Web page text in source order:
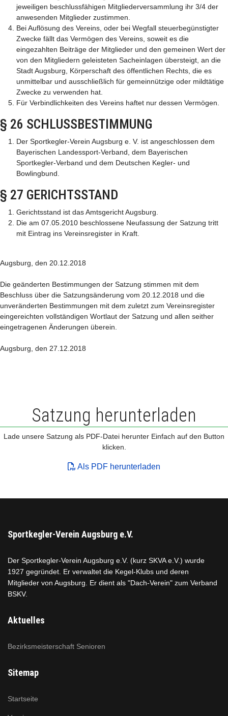
jeweiligen beschlussfähigen Mitgliederversammlung ihr 3/4 der
anwesenden Mitglieder zustimmen.
Bei Auflösung des Vereins, oder bei Wegfall steuerbegünstigter
Zwecke fällt das Vermögen des Vereins, soweit es die
eingezahlten Beiträge der Mitglieder und den gemeinen Wert der
von den Mitgliedern geleisteten Sacheinlagen übersteigt, an die
Stadt Augsburg, Körperschaft des öffentlichen Rechts, die es
unmittelbar und ausschließlich für gemeinnützige oder mildtätige
Zwecke zu verwenden hat.
Für Verbindlichkeiten des Vereins haftet nur dessen Vermögen.
§ 26 SCHLUSSBESTIMMUNG
Der Sportkegler-Verein Augsburg e. V. ist angeschlossen dem
Bayerischen Landessport-Verband, dem Bayerischen
Sportkegler-Verband und dem Deutschen Kegler- und
Bowlingbund.
§ 27 GERICHTSSTAND
Gerichtsstand ist das Amtsgericht Augsburg.
Die am 07.05.2010 beschlossene Neufassung der Satzung tritt
mit Eintrag ins Vereinsregister in Kraft.
Augsburg, den 20.12.2018
Die geänderten Bestimmungen der Satzung stimmen mit dem
Beschluss über die Satzungsänderung vom 20.12.2018 und die
unveränderten Bestimmungen mit dem zuletzt zum Vereinsregister
eingereichten vollständigen Wortlaut der Satzung und allen seither
eingetragenen Änderungen überein.
Augsburg, den 27.12.2018
Satzung herunterladen
Lade unsere Satzung als PDF-Datei herunter Einfach auf den Button
klicken.
Als PDF herunterladen
Sportkegler-Verein Augsburg e.V.
Der Sportkegler-Verein Augsburg e.V. (kurz SKVA e.V.) wurde
1927 gegründet. Er verwaltet die Kegel-Klubs und deren
Mitglieder von Augsburg. Er dient als "Dach-Verein" zum Verband
BSKV.
Aktuelles
Bezirksmeisterschaft Senioren
Sitemap
Startseite